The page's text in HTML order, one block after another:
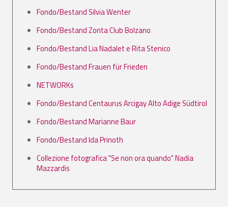
Fondo/Bestand Silvia Wenter
Fondo/Bestand Zonta Club Bolzano
Fondo/Bestand Lia Nadalet e Rita Stenico
Fondo/Bestand Frauen für Frieden
NETWORKs
Fondo/Bestand Centaurus Arcigay Alto Adige Südtirol
Fondo/Bestand Marianne Baur
Fondo/Bestand Ida Prinoth
Collezione fotografica "Se non ora quando" Nadia
Mazzardis